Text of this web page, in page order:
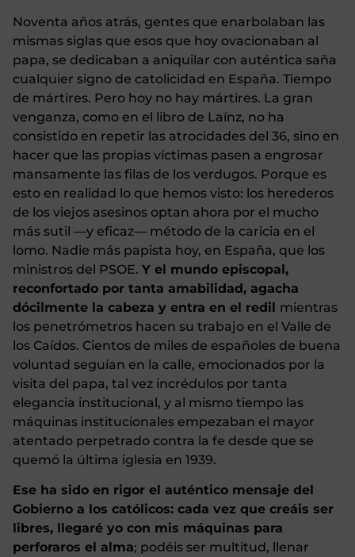
Noventa años atrás, gentes que enarbolaban las
mismas siglas que esos que hoy ovacionaban al
papa, se dedicaban a aniquilar con auténtica saña
cualquier signo de catolicidad en España. Tiempo
de mártires. Pero hoy no hay mártires. La gran
venganza, como en el libro de Laínz, no ha
consistido en repetir las atrocidades del 36, sino en
hacer que las propias víctimas pasen a engrosar
mansamente las filas de los verdugos. Porque es
esto en realidad lo que hemos visto: los herederos
de los viejos asesinos optan ahora por el mucho
más sutil —y eficaz— método de la caricia en el
lomo. Nadie más papista hoy, en España, que los
ministros del PSOE. Y el mundo episcopal,
reconfortado por tanta amabilidad, agacha
dócilmente la cabeza y entra en el redil mientras
los penetrómetros hacen su trabajo en el Valle de
los Caídos. Cientos de miles de españoles de buena
voluntad seguían en la calle, emocionados por la
visita del papa, tal vez incrédulos por tanta
elegancia institucional, y al mismo tiempo las
máquinas institucionales empezaban el mayor
atentado perpetrado contra la fe desde que se
quemó la última iglesia en 1939.
Ese ha sido en rigor el auténtico mensaje del
Gobierno a los católicos: cada vez que creáis ser
libres, llegaré yo con mis máquinas para
perforaros el alma; podéis ser multitud, llenar